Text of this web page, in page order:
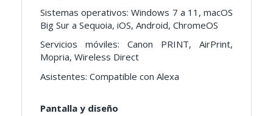
Sistemas operativos: Windows 7 a 11, macOS
Big Sur a Sequoia, iOS, Android, ChromeOS
Servicios móviles: Canon PRINT, AirPrint,
Mopria, Wireless Direct
Asistentes: Compatible con Alexa
Pantalla y diseño